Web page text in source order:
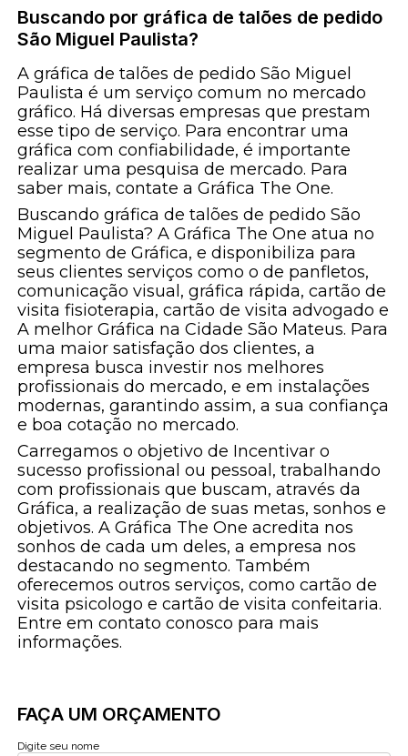
Buscando por gráfica de talões de pedido
São Miguel Paulista?
A gráfica de talões de pedido São Miguel
Paulista é um serviço comum no mercado
gráfico. Há diversas empresas que prestam
esse tipo de serviço. Para encontrar uma
gráfica com confiabilidade, é importante
realizar uma pesquisa de mercado. Para
saber mais, contate a Gráfica The One.
Buscando gráfica de talões de pedido São
Miguel Paulista? A Gráfica The One atua no
segmento de Gráfica, e disponibiliza para
seus clientes serviços como o de panfletos,
comunicação visual, gráfica rápida, cartão de
visita fisioterapia, cartão de visita advogado e
A melhor Gráfica na Cidade São Mateus. Para
uma maior satisfação dos clientes, a
empresa busca investir nos melhores
profissionais do mercado, e em instalações
modernas, garantindo assim, a sua confiança
e boa cotação no mercado.
Carregamos o objetivo de Incentivar o
sucesso profissional ou pessoal, trabalhando
com profissionais que buscam, através da
Gráfica, a realização de suas metas, sonhos e
objetivos. A Gráfica The One acredita nos
sonhos de cada um deles, a empresa nos
destacando no segmento. Também
oferecemos outros serviços, como cartão de
visita psicologo e cartão de visita confeitaria.
Entre em contato conosco para mais
informações.
FAÇA UM ORÇAMENTO
Digite seu nome